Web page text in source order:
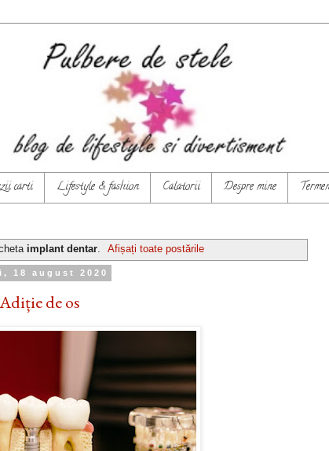
carti Lifestyle & fashion Calatorii Despre mine
implant dentar. Afișați toate postările
18 august 2020
Adiție de os